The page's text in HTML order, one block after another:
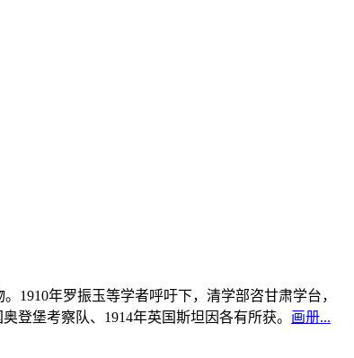
1910年罗振玉等学者呼吁下，清学部咨甘肃学台，
登堡考察队、1914年英国斯坦因各有所获。 画册...